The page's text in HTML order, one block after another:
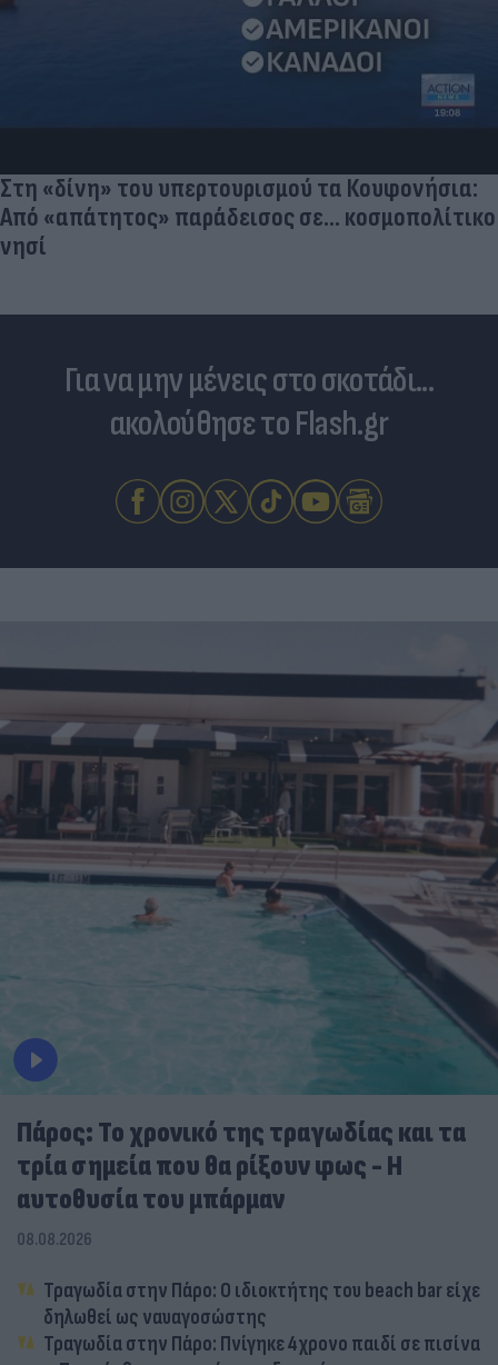
Στη «δίνη» του υπερτουρισμού τα Κουφονήσια:
Από «απάτητος» παράδεισος σε... κοσμοπολίτικο
νησί
Για να μην μένεις στο σκοτάδι...
ακολούθησε το Flash.gr
Πάρος: Το χρονικό της τραγωδίας και τα
τρία σημεία που θα ρίξουν φως - Η
αυτοθυσία του μπάρμαν
08.08.2026
Τραγωδία στην Πάρο: Ο ιδιοκτήτης του beach bar είχε
δηλωθεί ως ναυαγοσώστης
Τραγωδία στην Πάρο: Πνίγηκε 4χρονο παιδί σε πισίνα